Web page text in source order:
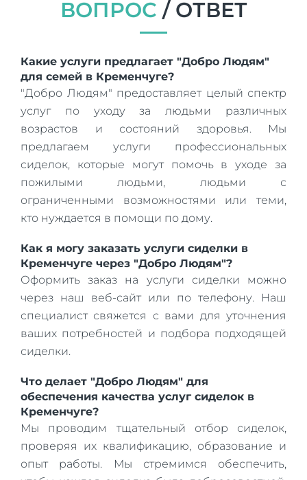
ВОПРОС / ОТВЕТ
Какие услуги предлагает "Добро Людям"
для семей в Кременчуге?
"Добро Людям" предоставляет целый спектр
услуг по уходу за людьми различных
возрастов и состояний здоровья. Мы
предлагаем услуги профессиональных
сиделок, которые могут помочь в уходе за
пожилыми людьми, людьми с
ограниченными возможностями или теми,
кто нуждается в помощи по дому.
Как я могу заказать услуги сиделки в
Кременчуге через "Добро Людям"?
Оформить заказ на услуги сиделки можно
через наш веб-сайт или по телефону. Наш
специалист свяжется с вами для уточнения
ваших потребностей и подбора подходящей
сиделки.
Что делает "Добро Людям" для
обеспечения качества услуг сиделок в
Кременчуге?
Мы проводим тщательный отбор сиделок,
проверяя их квалификацию, образование и
опыт работы. Мы стремимся обеспечить,